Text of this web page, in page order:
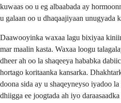
kuwaas oo u eg albaabada ay
u galaan oo u dhaqaajiyaan unugyada
Daawooyinka waxaa lagu bixiyaa
mar maalin kasta. Waxaa loogu
dheer ah oo la shaqeeya hababka
hortago koritaanka kansarka.
doona sida ay u shaqeyneyso iyadoo la
dhiigga ee joogtada ah iyo